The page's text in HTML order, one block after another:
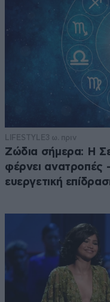
LIFESTYLE3 ω. πριν
Ζώδια σήμερα: Η
φέρνει ανατροπές
ευεργετική